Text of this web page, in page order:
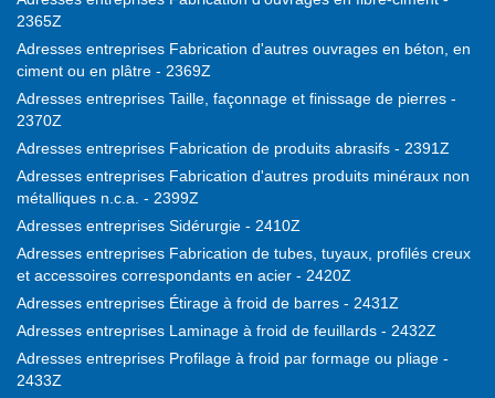
2365Z
Adresses entreprises Fabrication d'autres ouvrages en béton, en
ciment ou en plâtre - 2369Z
Adresses entreprises Taille, façonnage et finissage de pierres -
2370Z
Adresses entreprises Fabrication de produits abrasifs - 2391Z
Adresses entreprises Fabrication d'autres produits minéraux non
métalliques n.c.a. - 2399Z
Adresses entreprises Sidérurgie - 2410Z
Adresses entreprises Fabrication de tubes, tuyaux, profilés creux
et accessoires correspondants en acier - 2420Z
Adresses entreprises Étirage à froid de barres - 2431Z
Adresses entreprises Laminage à froid de feuillards - 2432Z
Adresses entreprises Profilage à froid par formage ou pliage -
2433Z